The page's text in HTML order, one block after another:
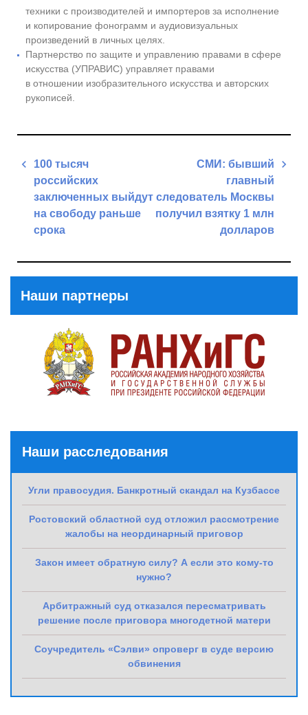
техники с производителей и импортеров за исполнение
и копирование фонограмм и аудиовизуальных
произведений в личных целях.
Партнерство по защите и управлению правами в сфере
искусства (УПРАВИС) управляет правами
в отношении изобразительного искусства и авторских
рукописей.
Навигация
записям
100 тысяч
российских
заключенных выйдут
на свободу раньше
срока
СМИ: бывший
главный
следователь Москвы
получил взятку 1 млн
долларов
Наши партнеры
Наши расследования
Угли правосудия. Банкротный скандал на Кузбассе
Ростовский областной суд отложил рассмотрение
жалобы на неординарный приговор
Закон имеет обратную силу? А если это кому-то
нужно?
Арбитражный суд отказался пересматривать
решение после приговора многодетной матери
Соучредитель «Сэлви» опроверг в суде версию
обвинения